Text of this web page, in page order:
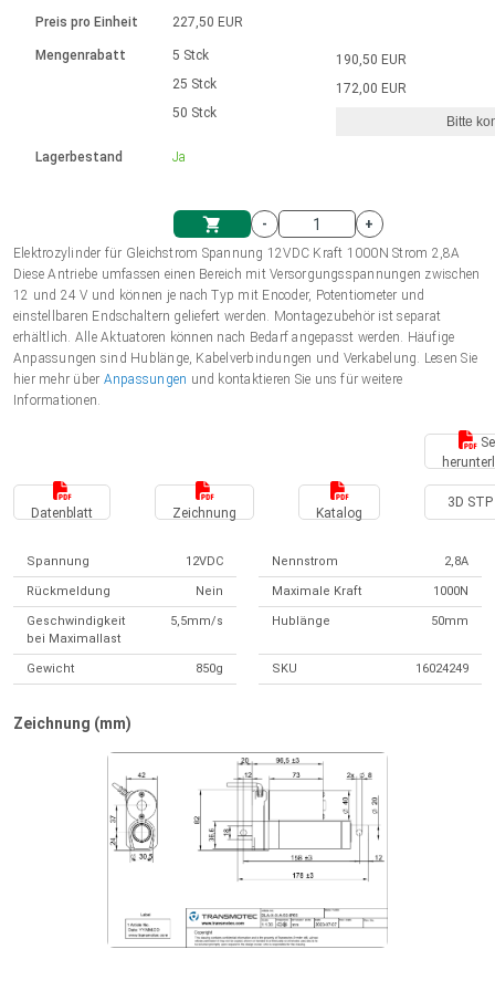
Einheitssystem
Einkaufswagen
Hubmagnete
230 - 50 Hz | 110 - 60 Hz
Drehzahlregelung für die AIS-Serie
Bürstenlose Gleichstrommotoren
mit Planetengetriebe und internem
Ø 28-42| 1-1400 rpm | <= 290Ncm
Bürstenlose DC Motor Controller
Gleichstrommotoren mit
Schneckengetriebe und Bürsten
Ø43-124mm | 31-425rpm | ≤ 41Nm
Treiber für Gleichstrommotoren mit
Synchron-Asynchron | für 1-4 Elektrozylinder
Synchron-Asynchron | für 1-4 Elektrozylinder
Français (EUR)
Polski (EUR)
Norsk (NOK)
Suomi (EUR)
Preis pro Einheit
Mengenrabatt
Lagerbestand
227,50 EUR
5 Stck
25 Stck
50 Stck
Ja
190,50 EUR
172,00 EUR
Bitte
-
+
Elektrozylinder für Gleichstrom Spannung 12VDC Kraft 1000N Strom 2,8A
Diese Antriebe umfassen einen Bereich mit Versorgungsspannungen zwischen
12 und 24 V und können je nach Typ mit Encoder, Potentiometer und
einstellbaren Endschaltern geliefert werden. Montagezubehör ist separat
erhältlich. Alle Aktuatoren können nach Bedarf angepasst werden. Häufige
Anpassungen sind Hublänge, Kabelverbindungen und Verkabelung. Lesen Sie
hier mehr über Anpassungen und kontaktieren Sie uns für weitere
Informationen.
Datenblatt Zeichnung Katalog
3D STP
Spannung 12VDC Nennstrom 2,8A
Rückmeldung Nein Maximale Kraft 1000N
Geschwindigkeit
bei Maximallast
5,5mm/s Hublänge 50mm
Gewicht 850g SKU 16024249
Zeichnung (mm)